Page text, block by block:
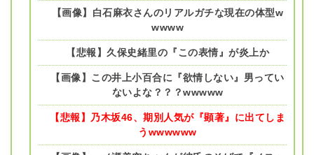
【画像】白石麻衣さんのリアルガチな現在の体型w
wwww
【悲報】久保史緒里の『この表情』が炎上か
【画像】この井上小百合に『欲情しない』男ってい
ないよな？？？wwwww
【悲報】乃木坂46、期別人気が『顕著』に出てしま
うwwwwww